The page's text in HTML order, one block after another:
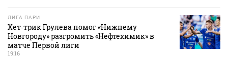
ЛИГА ПАРИ
Хет‑трик Грулева помог «Нижнему
Новгороду» разгромить «Нефтехимик» в
матче Первой лиги
19:16